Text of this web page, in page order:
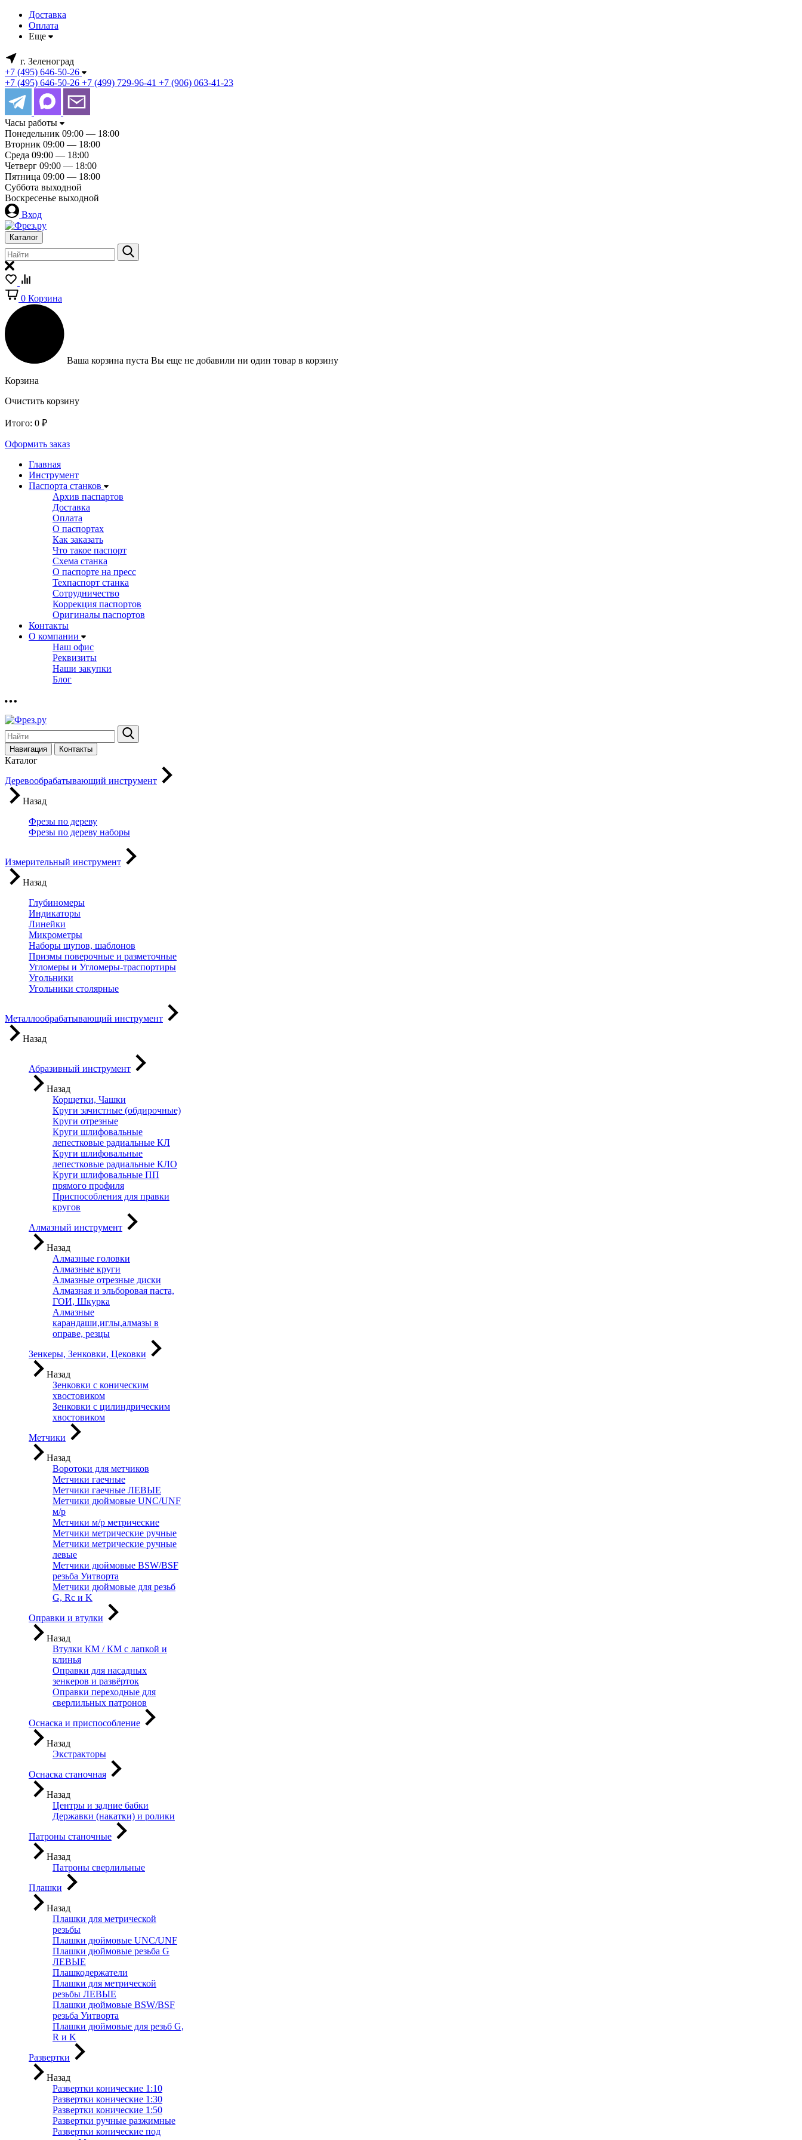
Доставка
Оплата
Еще
г. Зеленоград
+7 (495) 646-50-26
+7 (495) 646-50-26 +7 (499) 729-96-41 +7 (906) 063-41-23
Часы работы
Понедельник 09:00 — 18:00
Вторник 09:00 — 18:00
Среда 09:00 — 18:00
Четверг 09:00 — 18:00
Пятница 09:00 — 18:00
Суббота выходной
Воскресенье выходной
Вход
Каталог
0 Корзина
Ваша корзина пуста Вы еще не добавили ни один товар в корзину
Корзина
Очистить корзину
Итого: 0 ₽
Оформить заказ
Главная
Инструмент
Паспорта станков
Архив паспартов
Доставка
Оплата
О паспортах
Как заказать
Что такое паспорт
Схема станка
О паспорте на пресс
Техпаспорт станка
Сотрудничество
Коррекция паспортов
Оригиналы паспортов
Контакты
О компании
Наш офис
Реквизиты
Наши закупки
Блог
Навигация Контакты
Каталог
Деревообрабатывающий инструмент
Назад
Фрезы по дереву
Фрезы по дереву наборы
Измерительный инструмент
Назад
Глубиномеры
Индикаторы
Линейки
Микрометры
Наборы щупов, шаблонов
Призмы поверочные и разметочные
Угломеры и Угломеры-траспортиры
Угольники
Угольники столярные
Металлообрабатывающий инструмент
Назад
Абразивный инструмент
Назад
Корщетки, Чашки
Круги зачистные (обдирочные)
Круги отрезные
Круги шлифовальные
лепестковые радиальные КЛ
Круги шлифовальные
лепестковые радиальные КЛО
Круги шлифовальные ПП
прямого профиля
Приспособления для правки
кругов
Алмазный инструмент
Назад
Алмазные головки
Алмазные круги
Алмазные отрезные диски
Алмазная и эльборовая паста,
ГОИ, Шкурка
Алмазные
карандаши,иглы,алмазы в
оправе, резцы
Зенкеры, Зенковки, Цековки
Назад
Зенковки с коническим
хвостовиком
Зенковки с цилиндрическим
хвостовиком
Метчики
Назад
Воротоки для метчиков
Метчики гаечные
Метчики гаечные ЛЕВЫЕ
Метчики дюймовые UNC/UNF
м/р
Метчики м/р метрические
Метчики метрические ручные
Метчики метрические ручные
левые
Метчики дюймовые BSW/BSF
резьба Уитворта
Метчики дюймовые для резьб
G, Rc и K
Оправки и втулки
Назад
Втулки КМ / КМ с лапкой и
клинья
Оправки для насадных
зенкеров и развёрток
Оправки переходные для
сверлильных патронов
Оснаска и приспособление
Назад
Экстракторы
Оснаска станочная
Назад
Центры и задние бабки
Державки (накатки) и ролики
Патроны станочные
Назад
Патроны сверлильные
Плашки
Назад
Плашки для метрической
резьбы
Плашки дюймовые UNC/UNF
Плашки дюймовые резьба G
ЛЕВЫЕ
Плашкодержатели
Плашки для метрической
резьбы ЛЕВЫЕ
Плашки дюймовые BSW/BSF
резьба Уитворта
Плашки дюймовые для резьб G,
R и K
Развертки
Назад
Развертки конические 1:10
Развертки конические 1:30
Развертки конические 1:50
Развертки ручные разжимные
Развертки конические под